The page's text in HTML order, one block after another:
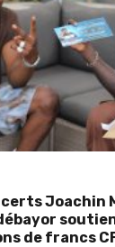
Joachin
de francs